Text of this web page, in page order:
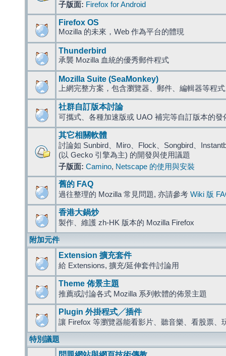
子版面: Firefox for Android
Firefox OS
Mozilla 的未來，Web 作為平台的體現
Thunderbird
承襲 Mozilla 血統的優秀郵件程式
Mozilla Suite (SeaMonkey)
上網完整方案，包含瀏覽器、郵件、編輯器等程
社群自訂版本討論
可攜式、各種加速版或 UAO 補完等自訂版本的發
其它相關軟體
討論如 Sunbird、Miro、Flock、Songbird、
(以 Gecko 引擎為主) 的開發與使用議題
子版面: Camino, Netscape 的使用與安裝
舊的 FAQ
過往整理的 Mozilla 常見問題, 亦請參考 Wiki 版
香港大鍋炒
製作、維護 zh-HK 版本的 Mozilla Firefox
附加元件
Extension 擴充套件
給 Extensions, 擴充/延伸套件討論用
Theme 佈景主題
推薦或討論各式 Mozilla 系列軟體的佈景主題
Plugin 外掛程式╱插件
讓 Firefox 等瀏覽器能看影片、聽音樂、看股票、
特別議題